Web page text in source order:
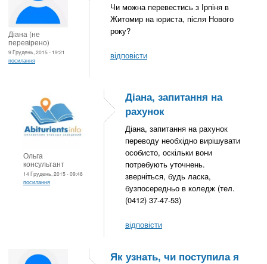
Діана (не
перевірено)
9 Грудень, 2015 - 19:21
посилання
Чи можна перевестись з Ірпіня в
Житомир на юриста, після Нового
року?
відповісти
Ольга
консультант
14 Грудень, 2015 - 09:48
посилання
Діана, запитання на
рахунок
Діана, запитання на рахунок
переводу необхідно вирішувати
особисто, оскільки вони
потребують уточнень.
зверніться, будь ласка,
бузпосередньо в коледж (тел.
(0412) 37-47-53)
відповісти
Як узнать, чи поступила я